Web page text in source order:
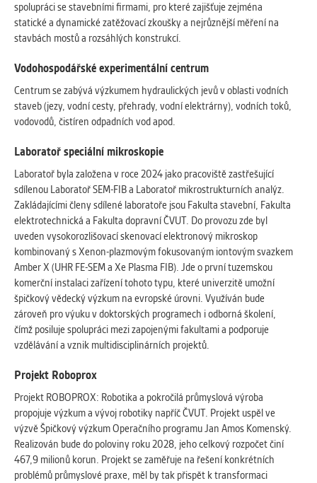
spolupráci se stavebními firmami, pro které zajišťuje zejména
statické a dynamické zatěžovací zkoušky a nejrůznější měření na
stavbách mostů a rozsáhlých konstrukcí.
Vodohospodářské experimentální centrum
Centrum se zabývá výzkumem hydraulických jevů v oblasti vodních
staveb (jezy, vodní cesty, přehrady, vodní elektrárny), vodních toků,
vodovodů, čistíren odpadních vod apod.
Laboratoř speciální mikroskopie
Laboratoř byla založena v roce 2024 jako pracoviště zastřešující
sdílenou Laboratoř SEM-FIB a Laboratoř mikrostrukturních analýz.
Zakládajícími členy sdílené laboratoře jsou Fakulta stavební, Fakulta
elektrotechnická a Fakulta dopravní ČVUT. Do provozu zde byl
uveden vysokorozlišovací skenovací elektronový mikroskop
kombinovaný s Xenon-plazmovým fokusovaným iontovým svazkem
Amber X (UHR FE-SEM a Xe Plasma FIB). Jde o první tuzemskou
komerční instalaci zařízení tohoto typu, které univerzitě umožní
špičkový vědecký výzkum na evropské úrovni. Využíván bude
zároveň pro výuku v doktorských programech i odborná školení,
čímž posiluje spolupráci mezi zapojenými fakultami a podporuje
vzdělávání a vznik multidisciplinárních projektů.
Projekt Roboprox
Projekt ROBOPROX: Robotika a pokročilá průmyslová výroba
propojuje výzkum a vývoj robotiky napříč ČVUT. Projekt uspěl ve
výzvě Špičkový výzkum Operačního programu Jan Amos Komenský.
Realizován bude do poloviny roku 2028, jeho celkový rozpočet činí
467,9 milionů korun. Projekt se zaměřuje na řešení konkrétních
problémů průmyslové praxe, měl by tak přispět k transformaci